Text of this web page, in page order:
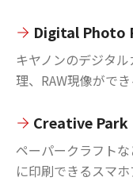
Digital Photo
キヤノンのデジタ
理、RAW現像ができ
Creative Park
ペーパークラフト
に印刷できるスマホ